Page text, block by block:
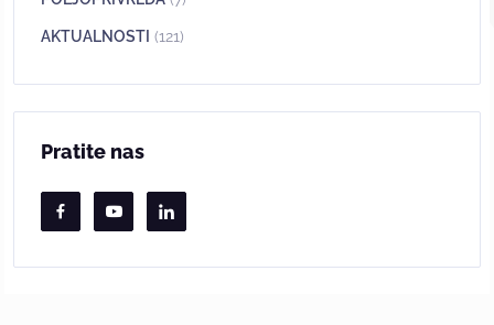
AKTUALNOSTI (121)
Pratite nas